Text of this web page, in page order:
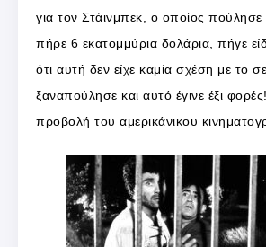
για τον Στάινμπεκ, ο οποίος πούλησε
πήρε 6 εκατομμύρια δολάρια, πήγε
ότι αυτή δεν είχε καμία σχέση με το
ξαναπούλησε και αυτό έγινε έξι
προβολή του αμερικάνικου